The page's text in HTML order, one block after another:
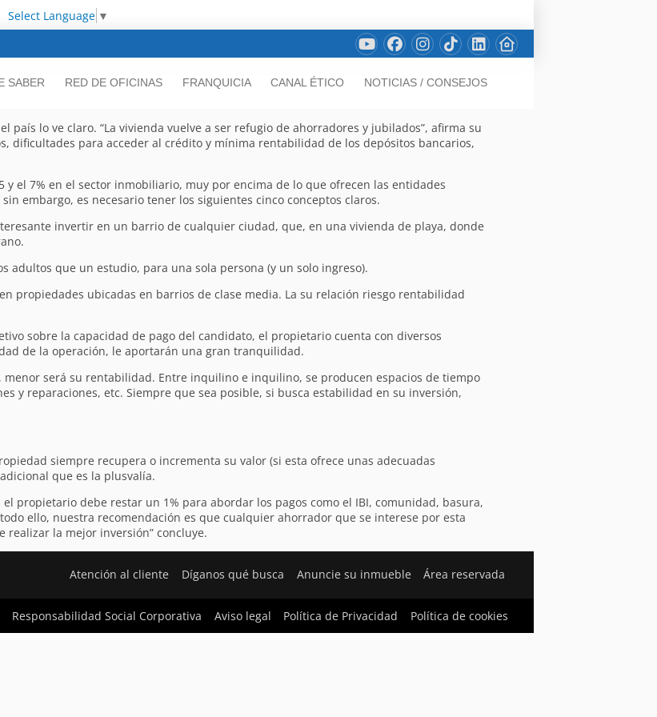
Select Language ▼
SABER RED DE OFICINAS FRANQUICIA CANAL ÉTICO NOTICIAS / CONSEJOS
lo ve claro. “La vivienda vuelve a ser refugio de ahorradores y jubilados”, afirma su
dificultades para acceder al crédito y mínima rentabilidad de los depósitos bancarios,
el 7% en el sector inmobiliario, muy por encima de lo que ofrecen las entidades
embargo, es necesario tener los siguientes cinco conceptos claros.
invertir en un barrio de cualquier ciudad, que, en una vivienda de playa, donde
adultos que un estudio, para una sola persona (y un solo ingreso).
propiedades ubicadas en barrios de clase media. La su relación riesgo rentabilidad
sobre la capacidad de pago del candidato, el propietario cuenta con diversos
de la operación, le aportarán una gran tranquilidad.
será su rentabilidad. Entre inquilino e inquilino, se producen espacios de tiempo
y reparaciones, etc. Siempre que sea posible, si busca estabilidad en su inversión,
siempre recupera o incrementa su valor (si esta ofrece unas adecuadas
que es la plusvalía.
propietario debe restar un 1% para abordar los pagos como el IBI, comunidad, basura,
ello, nuestra recomendación es que cualquier ahorrador que se interese por esta
la mejor inversión” concluye.
Atención al cliente Díganos qué busca Anuncie su inmueble Área reservada
Responsabilidad Social Corporativa Aviso legal Política de Privacidad Política de cookies